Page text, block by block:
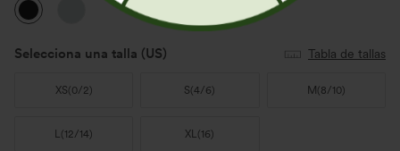
Selecciona una talla (US) Tabla de tallas
XS(0/2) S(4/6) M (8/10)
L(12/14) XL(16)